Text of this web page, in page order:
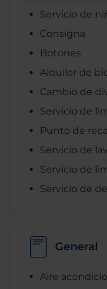
Servicio de
Consigna
Botones
Alquiler de
Cambio de
Servicio de
Punto de
Servicio de
Servicio de
Servicio de
General
Aire